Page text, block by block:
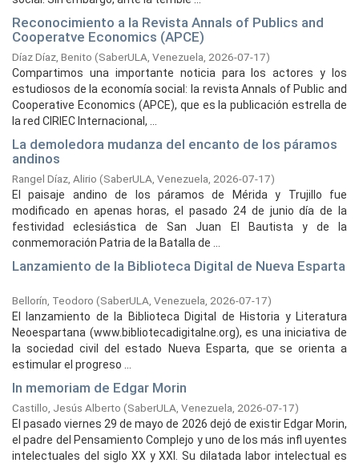
Reconocimiento a la Revista Annals of Publics and
Cooperatve Economics (APCE)
Díaz Díaz, Benito (SaberULA, Venezuela, 2026-07-17)
Compartimos una importante noticia para los actores y los
estudiosos de la economía social: la revista Annals of Public and
Cooperative Economics (APCE), que es la publicación estrella de
la red CIRIEC Internacional, ...
La demoledora mudanza del encanto de los páramos
andinos
Rangel Díaz, Alirio (SaberULA, Venezuela, 2026-07-17)
El paisaje andino de los páramos de Mérida y Trujillo fue
modificado en apenas horas, el pasado 24 de junio día de la
festividad eclesiástica de San Juan El Bautista y de la
conmemoración Patria de la Batalla de ...
Lanzamiento de la Biblioteca Digital de Nueva Esparta
Bellorín, Teodoro (SaberULA, Venezuela, 2026-07-17)
El lanzamiento de la Biblioteca Digital de Historia y Literatura
Neoespartana (www.bibliotecadigitalne.org), es una iniciativa de
la sociedad civil del estado Nueva Esparta, que se orienta a
estimular el progreso ...
In memoriam de Edgar Morin
Castillo, Jesús Alberto (SaberULA, Venezuela, 2026-07-17)
El pasado viernes 29 de mayo de 2026 dejó de existir Edgar Morin,
el padre del Pensamiento Complejo y uno de los más infl uyentes
intelectuales del siglo XX y XXI. Su dilatada labor intelectual es